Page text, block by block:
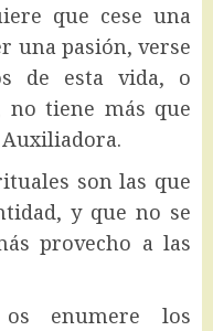
que cese una
una pasión, verse
de esta vida, o
tiene más que
son las que
y que no se
provecho a las
enumere los